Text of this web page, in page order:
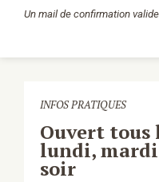
Un mail de confirmation
INFOS PRATIQUES
Ouvert tous
lundi,
soir